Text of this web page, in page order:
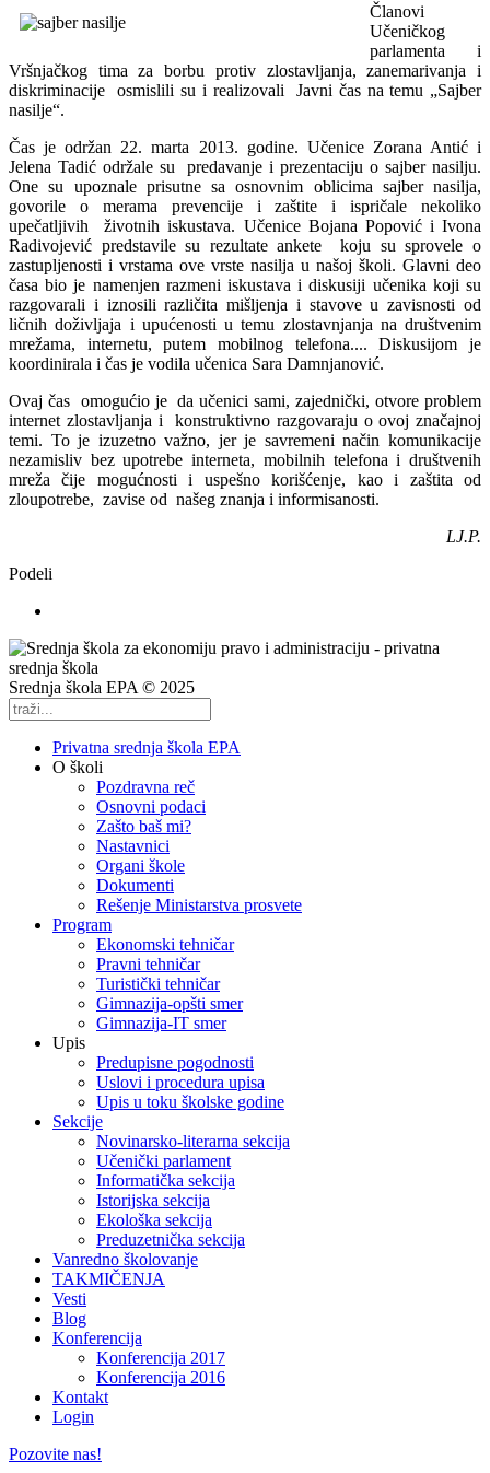
Članovi
Učeničkog
parlamenta i
Vršnjačkog tima za borbu protiv zlostavljanja, zanemarivanja i
diskriminacije osmislili su i realizovali Javni čas na temu „Sajber
nasilje“.
Čas je održan 22. marta 2013. godine. Učenice Zorana Antić i
Jelena Tadić održale su predavanje i prezentaciju o sajber nasilju.
One su upoznale prisutne sa osnovnim oblicima sajber nasilja,
govorile o merama prevencije i zaštite i ispričale nekoliko
upečatljivih životnih iskustava. Učenice Bojana Popović i Ivona
Radivojević predstavile su rezultate ankete koju su sprovele o
zastupljenosti i vrstama ove vrste nasilja u našoj školi. Glavni deo
časa bio je namenjen razmeni iskustava i diskusiji učenika koji su
razgovarali i iznosili različita mišljenja i stavove u zavisnosti od
ličnih doživljaja i upućenosti u temu zlostavnjanja na društvenim
mrežama, internetu, putem mobilnog telefona.... Diskusijom je
koordinirala i čas je vodila učenica Sara Damnjanović.
Ovaj čas omogućio je da učenici sami, zajednički, otvore problem
internet zlostavljanja i konstruktivno razgovaraju o ovoj značajnoj
temi. To je izuzetno važno, jer je savremeni način komunikacije
nezamisliv bez upotrebe interneta, mobilnih telefona i društvenih
mreža čije mogućnosti i uspešno korišćenje, kao i zaštita od
zloupotrebe, zavise od našeg znanja i informisanosti.
LJ.P.
Podeli
Srednja škola EPA © 2025
Privatna srednja škola EPA
O školi
Pozdravna reč
Osnovni podaci
Zašto baš mi?
Nastavnici
Organi škole
Dokumenti
Rešenje Ministarstva prosvete
Program
Ekonomski tehničar
Pravni tehničar
Turistički tehničar
Gimnazija-opšti smer
Gimnazija-IT smer
Upis
Predupisne pogodnosti
Uslovi i procedura upisa
Upis u toku školske godine
Sekcije
Novinarsko-literarna sekcija
Učenički parlament
Informatička sekcija
Istorijska sekcija
Ekološka sekcija
Preduzetnička sekcija
Vanredno školovanje
TAKMIČENJA
Vesti
Blog
Konferencija
Konferencija 2017
Konferencija 2016
Kontakt
Login
Pozovite nas!